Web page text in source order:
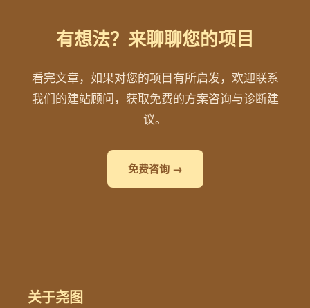
有想法？来聊聊您的项目
看完文章，如果对您的项目有所启发，欢迎联系
我们的建站顾问，获取免费的方案咨询与诊断建
议。
免费咨询 →
关于尧图